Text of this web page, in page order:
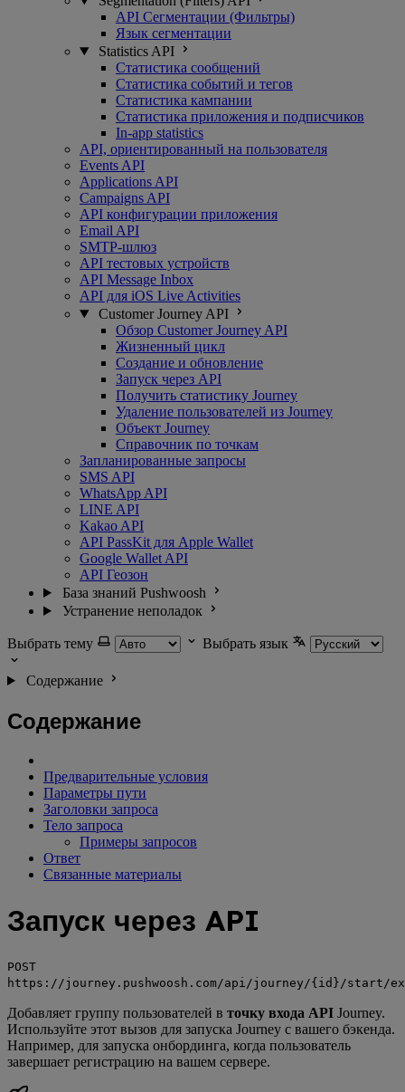
API Сегментации (Фильтры)
Язык сегментации
Statistics API
Статистика сообщений
Статистика событий и тегов
Статистика кампании
Статистика приложения и подписчиков
In-app statistics
API, ориентированный на пользователя
Events API
Applications API
Campaigns API
API конфигурации приложения
Email API
SMTP-шлюз
API тестовых устройств
API Message Inbox
API для iOS Live Activities
Customer Journey API
Обзор Customer Journey API
Жизненный цикл
Создание и обновление
Запуск через API
Получить статистику Journey
Удаление пользователей из Journey
Объект Journey
Справочник по точкам
Запланированные запросы
SMS API
WhatsApp API
LINE API
Kakao API
API PassKit для Apple Wallet
Google Wallet API
API Геозон
База знаний Pushwoosh
Устранение неполадок
Выбрать тему Выбрать язык
Содержание
Содержание
Предварительные условия
Параметры пути
Заголовки запроса
Тело запроса
Примеры запросов
Ответ
Связанные материалы
Запуск через API
POST
https://journey.pushwoosh.com/api/journey/{id}/start/
Добавляет группу пользователей в точку входа API Journey.
Используйте этот вызов для запуска Journey с вашего бэкенда.
Например, для запуска онбординга, когда пользователь
завершает регистрацию на вашем сервере.